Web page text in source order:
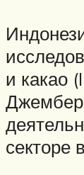
и какао
секторе